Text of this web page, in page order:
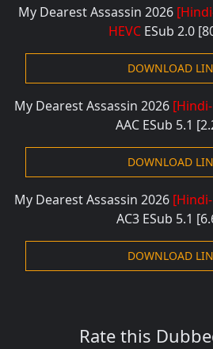
My Dearest Assassin 2026
HEVCESub 2.0
DOWNLOAD
My Dearest Assassin 2026
AAC ESub 5.1
DOWNLOAD
My Dearest Assassin 2026
AC3ESub 5.1
DOWNLOAD
Rate this